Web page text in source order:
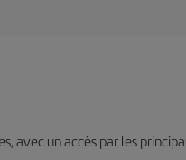
avec un accès par les